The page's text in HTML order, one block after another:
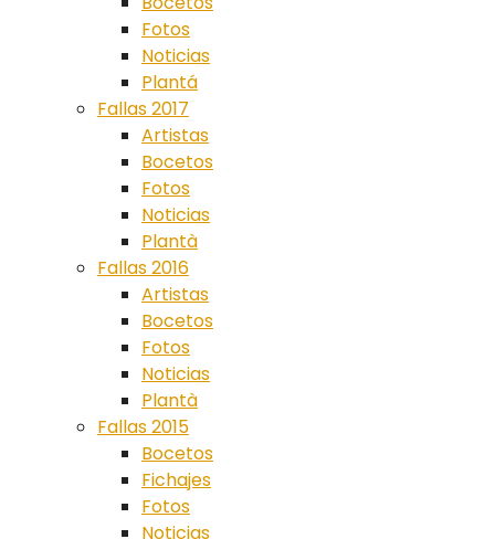
Fotos
Noticias
Plantá
Fallas 2017
Artistas
Bocetos
Fotos
Noticias
Plantà
Fallas 2016
Artistas
Bocetos
Fotos
Noticias
Plantà
Fallas 2015
Bocetos
Fichajes
Fotos
Noticias